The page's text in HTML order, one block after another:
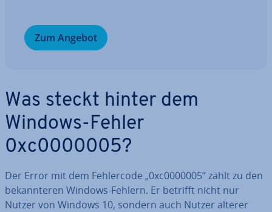
Zum Angebot
Was steckt hinter dem
Windows-Fehler
0xc0000005?
Der Error mit dem Feh­ler­code „0xc0000005“ zählt zu den
be­kann­te­ren Windows-Fehlern. Er betrifft nicht nur
Nutzer von Windows 10, sondern auch Nutzer älterer